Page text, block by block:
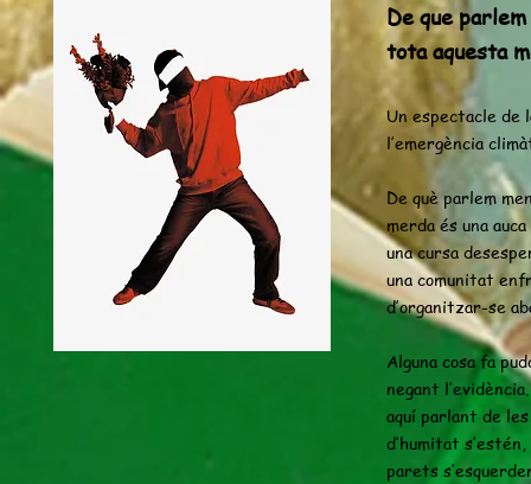
De que
tota aquesta
Un espectacle de
l’emergència
De què parlem
merda és una
una cursa
una comunitat
d’organitzar-se
Alguna cosa fa
negant
aquí parlant de
d’humitat
parets